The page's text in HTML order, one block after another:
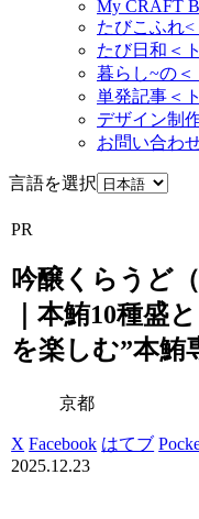
My CRAFT
たびこふれ
たび日和＜
暮らし~の＜
単発記事＜
デザイン制
お問い合わ
言語を選択
PR
吟醸くらうど（
｜本鮪10種盛
を楽しむ”本鮪
京都
X Facebook はてブ
2025.12.23